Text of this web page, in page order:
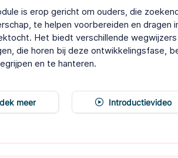
is erop gericht om ouders, die
te helpen voorbereiden en dragen
Het biedt verschillende
die horen bij deze ontwikkelingsfase,
en te hanteren.
meer Introductievideo